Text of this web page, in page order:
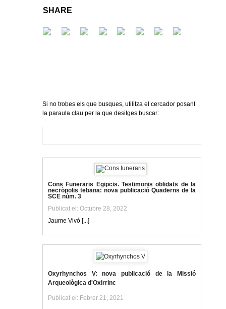
SHARE
Si no trobes els que busques, utilitza el cercador posant
la paraula clau per la que desitges buscar:
Cons Funeraris Egipcis. Testimonis oblidats de la
necròpolis tebana: nova publicació Quaderns de la
SCE núm. 3
Publicat el: Octubre 28, 2022
Jaume Vivó [...]
Oxyrhynchos V: nova publicació de la Missió
Arqueològica d'Oxirrinc
Publicat el: Febrer 21, 2021